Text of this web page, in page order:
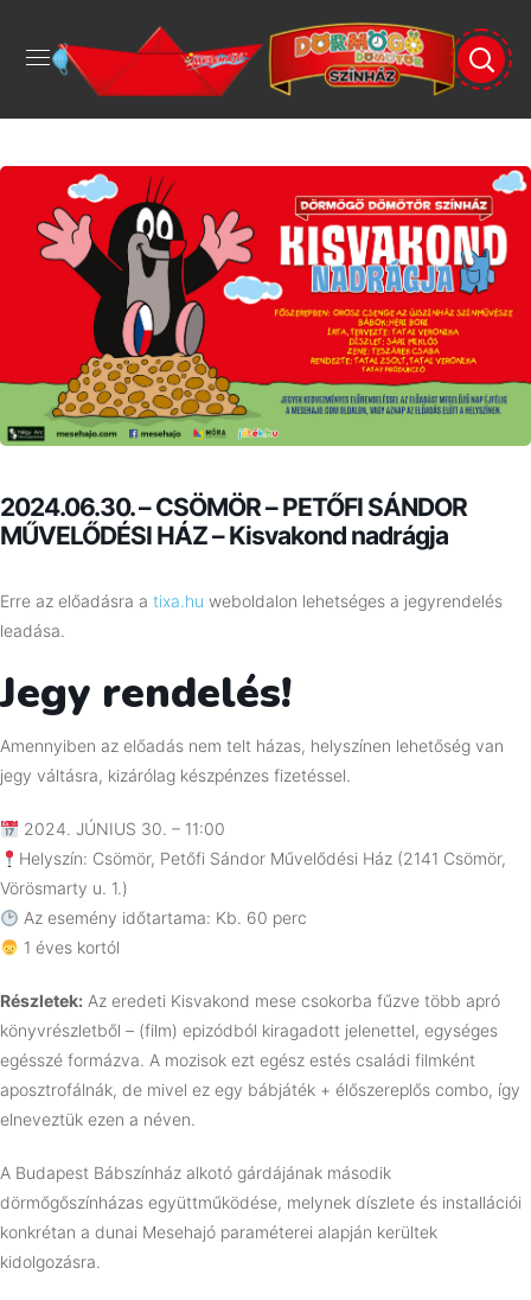
2024.06.30. – CSÖMÖR – PETŐFI SÁNDOR
MŰVELŐDÉSI HÁZ – Kisvakond nadrágja
Erre az előadásra a tixa.hu weboldalon lehetséges a jegyrendelés
leadása.
Jegy rendelés!
Amennyiben az előadás nem telt házas, helyszínen lehetőség van
jegy váltásra, kizárólag készpénzes fizetéssel.
2024. JÚNIUS 30. – 11:00
Helyszín: Csömör, Petőfi Sándor Művelődési Ház (2141 Csömör,
Vörösmarty u. 1.)
Az esemény időtartama: Kb. 60 perc
1 éves kortól
Részletek: Az eredeti Kisvakond mese csokorba fűzve több apró
könyvrészletből – (film) epizódból kiragadott jelenettel, egységes
egésszé formázva. A mozisok ezt egész estés családi filmként
aposztrofálnák, de mivel ez egy bábjáték + élőszereplős combo, így
elneveztük ezen a néven.
A Budapest Bábszínház alkotó gárdájának második
dörmőgőszínházas együttműködése, melynek díszlete és installációi
konkrétan a dunai Mesehajó paraméterei alapján kerültek
kidolgozásra.